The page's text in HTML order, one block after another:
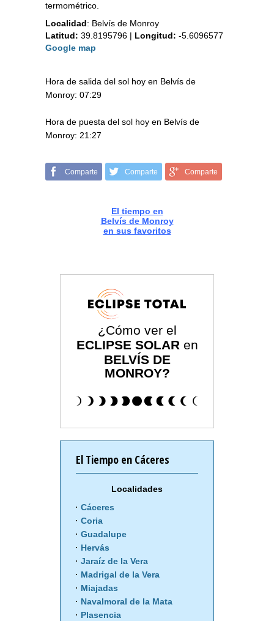
termométrico.
Localidad: Belvís de Monroy
Latitud: 39.8195796 | Longitud: -5.6096577
Google map
Hora de salida del sol hoy en Belvís de
Monroy: 07:29
Hora de puesta del sol hoy en Belvís de
Monroy: 21:27
Comparte Comparte Comparte
El tiempo en
Belvís de Monroy
en sus favoritos
¿Cómo ver el
ECLIPSE SOLAR en
BELVÍS DE
MONROY?
El Tiempo en Cáceres
Localidades
Cáceres
Coria
Guadalupe
Hervás
Jaraíz de la Vera
Madrigal de la Vera
Miajadas
Navalmoral de la Mata
Plasencia